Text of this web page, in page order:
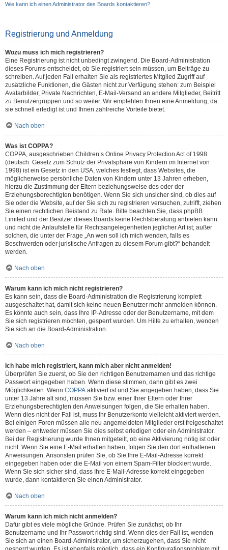
Wie kann ich einen Administrator des Boards kontaktieren?
Registrierung und Anmeldung
Wozu muss ich mich registrieren?
Eine Registrierung ist nicht unbedingt zwingend. Die Board-Administration
dieses Forums entscheidet, ob Sie registriert sein müssen, um Beiträge zu
schreiben. Auf jeden Fall erhalten Sie als registriertes Mitglied Zugriff auf
zusätzliche Funktionen, die Gästen nicht zur Verfügung stehen: zum Beispiel
Avatarbilder, Private Nachrichten, E-Mail-Versand an andere Mitglieder, Beitritt
zu Benutzergruppen und so weiter. Wir empfehlen Ihnen eine Anmeldung, da
sie schnell erledigt ist und Ihnen zahlreiche Vorteile bietet.
Nach oben
Was ist COPPA?
COPPA, ausgeschrieben Children’s Online Privacy Protection Act of 1998
(deutsch: Gesetz zum Schutz der Privatsphäre von Kindern im Internet von
1998) ist ein Gesetz in den USA, welches festlegt, dass Websites, die
möglicherweise persönliche Daten von Kindern unter 13 Jahren erheben,
hierzu die Zustimmung der Eltern beziehungsweise des oder der
Erziehungsberechtigten benötigen. Wenn Sie sich unsicher sind, ob dies auf
Sie oder die Website, auf der Sie sich zu registrieren versuchen, zutrifft, ziehen
Sie einen rechtlichen Beistand zu Rate. Bitte beachten Sie, dass phpBB
Limited und der Besitzer dieses Boards keine Rechtsberatung anbieten kann
und nicht die Anlaufstelle für Rechtsangelegenheiten jeglicher Art ist; außer
solchen, die unter der Frage „An wen soll ich mich wenden, falls es
Beschwerden oder juristische Anfragen zu diesem Forum gibt?“ behandelt
werden.
Nach oben
Warum kann ich mich nicht registrieren?
Es kann sein, dass die Board-Administration die Registrierung komplett
ausgeschaltet hat, damit sich keine neuen Benutzer mehr anmelden können.
Es könnte auch sein, dass Ihre IP-Adresse oder der Benutzername, mit dem
Sie sich registrieren möchten, gesperrt wurden. Um Hilfe zu erhalten, wenden
Sie sich an die Board-Administration.
Nach oben
Ich habe mich registriert, kann mich aber nicht anmelden!
Überprüfen Sie zuerst, ob Sie den richtigen Benutzernamen und das richtige
Passwort eingegeben haben. Wenn diese stimmen, dann gibt es zwei
Möglichkeiten. Wenn COPPA aktiviert ist und Sie angegeben haben, dass Sie
unter 13 Jahre alt sind, müssen Sie bzw. einer Ihrer Eltern oder Ihrer
Erziehungsberechtigten den Anweisungen folgen, die Sie erhalten haben.
Wenn dies nicht der Fall ist, muss Ihr Benutzerkonto vielleicht aktiviert werden.
Bei einigen Foren müssen alle neu angemeldeten Mitglieder erst freigeschaltet
werden – entweder müssen Sie dies selbst erledigen oder ein Administrator.
Bei der Registrierung wurde Ihnen mitgeteilt, ob eine Aktivierung nötig ist oder
nicht. Wenn Sie eine E-Mail erhalten haben, folgen Sie den dort enthaltenen
Anweisungen. Ansonsten prüfen Sie, ob Sie Ihre E-Mail-Adresse korrekt
eingegeben haben oder die E-Mail von einem Spam-Filter blockiert wurde.
Wenn Sie sich sicher sind, dass Ihre E-Mail-Adresse korrekt eingegeben
wurde, dann kontaktieren Sie einen Administrator.
Nach oben
Warum kann ich mich nicht anmelden?
Dafür gibt es viele mögliche Gründe. Prüfen Sie zunächst, ob Ihr
Benutzername und Ihr Passwort richtig sind. Wenn dies der Fall ist, wenden
Sie sich an einen Board-Administrator, um sicherzugehen, dass Sie nicht